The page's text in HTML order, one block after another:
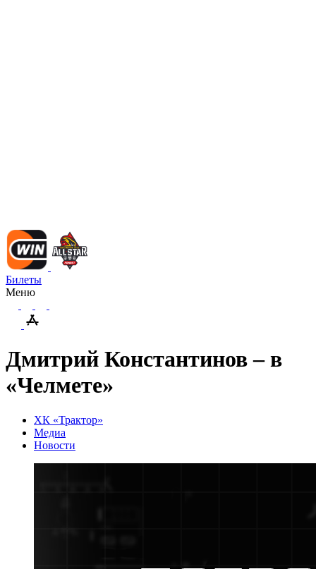
Билеты
Меню
Дмитрий Константинов – в
«Челмете»
ХК «Трактор»
Медиа
Новости